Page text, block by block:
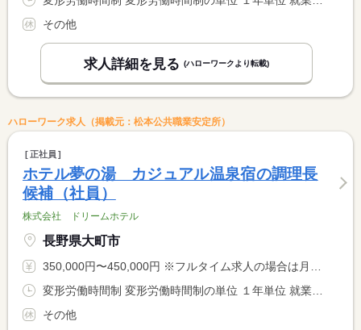
その他
求人詳細を見る (ハローワークより転載)
ハローワーク求人（掲載元：松本公共職業安定所）
正社員
ホテル夢の湯 カジュアル温泉宿の調理長
候補（社員）
株式会社 ドリームホテル
長野県大町市
350,000円〜450,000円 ※フルタイム求人の場合は月額（換算額）、パート求人の場合は時間額を表示しています。
変形労働時間制 変形労働時間制の単位 １年単位 就業時間１ 5時30分〜9時30分 就業時間２ 14時30分〜21時30分 又は 6時00分〜22時00分の時間の間の8時間程度 就業時間に関する特記事項 上記の時間でシフト制、中抜け時間あり。 <BR> １日の所定労働時間は８時間、仕事量に応じて短くなることもあり <BR> ます。
その他